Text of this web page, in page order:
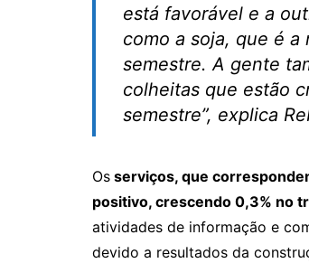
está favorável e a
como a soja, que é
semestre. A gente
colheitas que estão
semestre”, explica
Os serviços, que
positivo, crescendo 0,3% no
atividades de informação e
devido a resultados da